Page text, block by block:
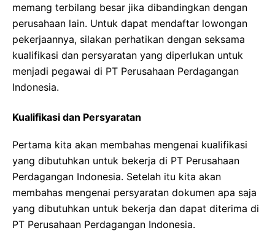
memang terbilang besar jika dibandingkan dengan
perusahaan lain. Untuk dapat mendaftar lowongan
pekerjaannya, silakan perhatikan dengan seksama
kualifikasi dan persyaratan yang diperlukan untuk
menjadi pegawai di PT Perusahaan Perdagangan
Indonesia.
Kualifikasi dan Persyaratan
Pertama kita akan membahas mengenai kualifikasi
yang dibutuhkan untuk bekerja di PT Perusahaan
Perdagangan Indonesia. Setelah itu kita akan
membahas mengenai persyaratan dokumen apa saja
yang dibutuhkan untuk bekerja dan dapat diterima di
PT Perusahaan Perdagangan Indonesia.